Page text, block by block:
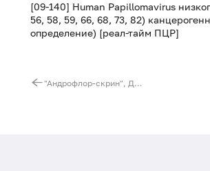
[09-140] Human Papillomavirus
56, 58, 59, 66, 68, 73, 82)
определение) [реал-тайм ПЦР]
"Андрофлор-скрин", ДНК количественно [реал-тайм ПЦР]